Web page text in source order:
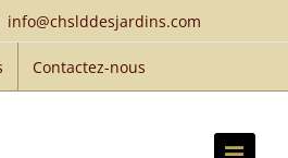
info@chslddesjardins.com
Contactez-nous